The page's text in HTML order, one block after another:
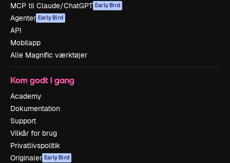
MCP til Claude/ChatGPT Early Bird
Agenter Early Bird
API
Mobilapp
Alle Magnific værktøjer
Kom godt i gang
Academy
Dokumentation
Support
Vilkår for brug
Privatlivspolitik
Originaler Early Bird